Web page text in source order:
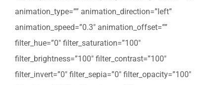
animation_type=”” animation_direction=”left”
animation_speed=”0.3″ animation_offset=””
filter_hue=”0″ filter_saturation=”100″
filter_brightness=”100″ filter_contrast=”100″
filter_invert=”0″ filter_sepia=”0″ filter_opacity=”100″